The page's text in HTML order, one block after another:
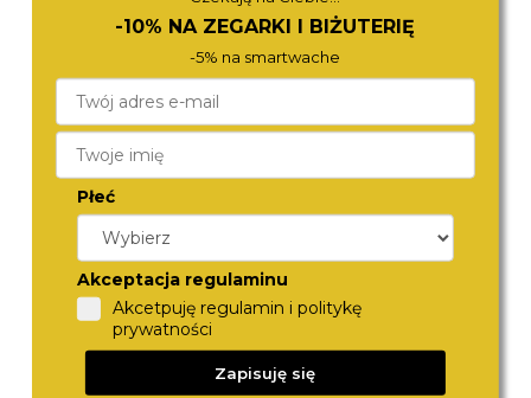
BERING
10725-132
790,-
12131-169-GWP
-10% NA ZEGARKI I BIŻUTERIĘ
-5% na smartwache
Płeć
Akceptacja regulaminu
Akcetpuję regulamin i politykę
prywatności
Zapisuję się